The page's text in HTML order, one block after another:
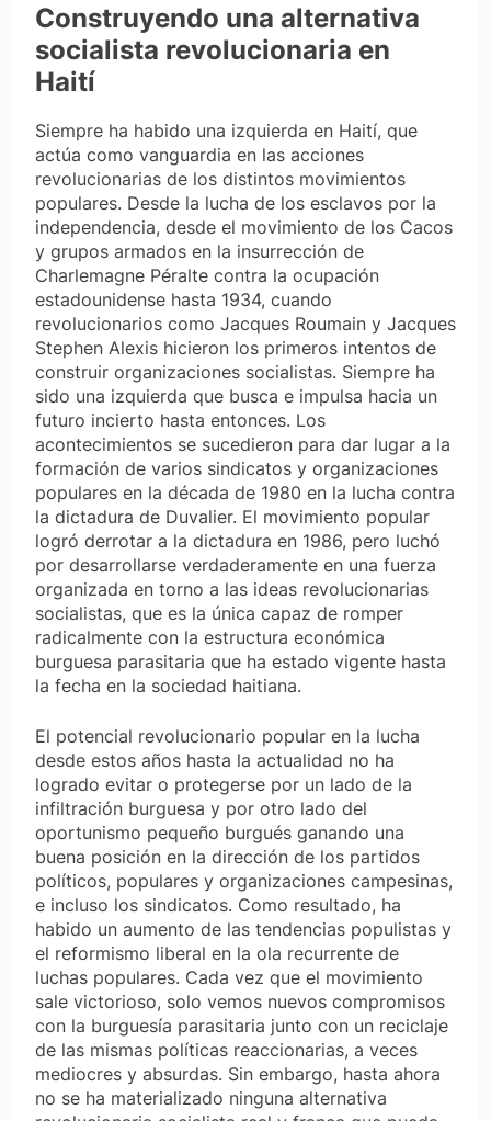
Construyendo una alternativa
socialista revolucionaria en
Haití
Siempre ha habido una izquierda en Haití, que
actúa como vanguardia en las acciones
revolucionarias de los distintos movimientos
populares. Desde la lucha de los esclavos por la
independencia, desde el movimiento de los Cacos
y grupos armados en la insurrección de
Charlemagne Péralte contra la ocupación
estadounidense hasta 1934, cuando
revolucionarios como Jacques Roumain y Jacques
Stephen Alexis hicieron los primeros intentos de
construir organizaciones socialistas. Siempre ha
sido una izquierda que busca e impulsa hacia un
futuro incierto hasta entonces. Los
acontecimientos se sucedieron para dar lugar a la
formación de varios sindicatos y organizaciones
populares en la década de 1980 en la lucha contra
la dictadura de Duvalier. El movimiento popular
logró derrotar a la dictadura en 1986, pero luchó
por desarrollarse verdaderamente en una fuerza
organizada en torno a las ideas revolucionarias
socialistas, que es la única capaz de romper
radicalmente con la estructura económica
burguesa parasitaria que ha estado vigente hasta
la fecha en la sociedad haitiana.
El potencial revolucionario popular en la lucha
desde estos años hasta la actualidad no ha
logrado evitar o protegerse por un lado de la
infiltración burguesa y por otro lado del
oportunismo pequeño burgués ganando una
buena posición en la dirección de los partidos
políticos, populares y organizaciones campesinas,
e incluso los sindicatos. Como resultado, ha
habido un aumento de las tendencias populistas y
el reformismo liberal en la ola recurrente de
luchas populares. Cada vez que el movimiento
sale victorioso, solo vemos nuevos compromisos
con la burguesía parasitaria junto con un reciclaje
de las mismas políticas reaccionarias, a veces
mediocres y absurdas. Sin embargo, hasta ahora
no se ha materializado ninguna alternativa